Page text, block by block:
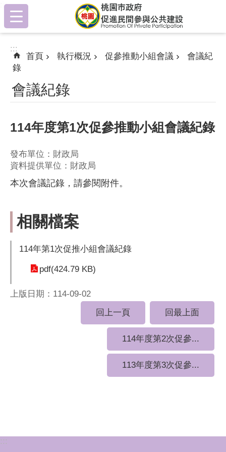
跳到主要內容區塊
:::
:::
首頁 執行概況 促參推動小組會議
會議紀
錄
會議紀錄
114年度第1次促參推動小組會議紀錄
發布單位：財政局
資料提供單位：財政局
本次會議記錄，請參閱附件。
相關檔案
114年第1次促推小組會議紀錄
pdf(424.79 KB)
上版日期：114-09-02
回上一頁
回最上面
114年度第2次促參...
113年度第3次促參...
:::